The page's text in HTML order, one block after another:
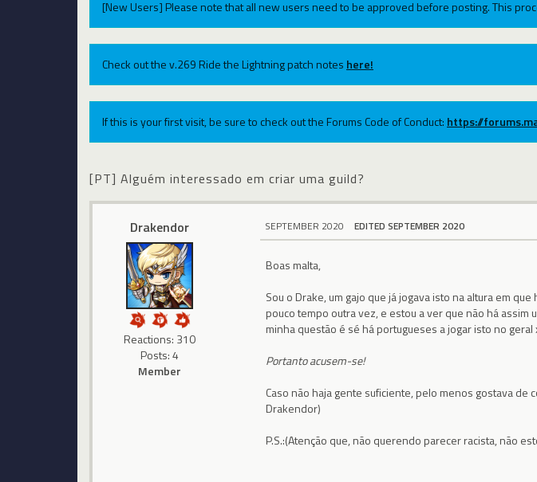
[New Users] Please note that all new users need to be approved before posting. This
Check out the v.269 Ride the Lightning patch notes here!
If this is your first visit, be sure to check out the Forums Code of Conduct: https://
[PT] Alguém interessado em criar uma guild?
Drakendor
Reactions: 310
Posts: 4
Member
SEPTEMBER 2020 EDITED SEPTEMBER 2020
Boas malta,
Sou o Drake, um gajo que já jogava isto na altura em que
pouco tempo outra vez, e estou a ver que não há
minha questão é sé há portugueses a jogar isto no
Portanto acusem-se!
Caso não haja gente suficiente, pelo menos gostava de
Drakendor)
P.S.:(Atenção que, não querendo parecer racista, não